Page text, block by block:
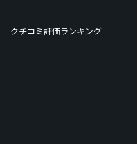
クチコミ評価ランキング